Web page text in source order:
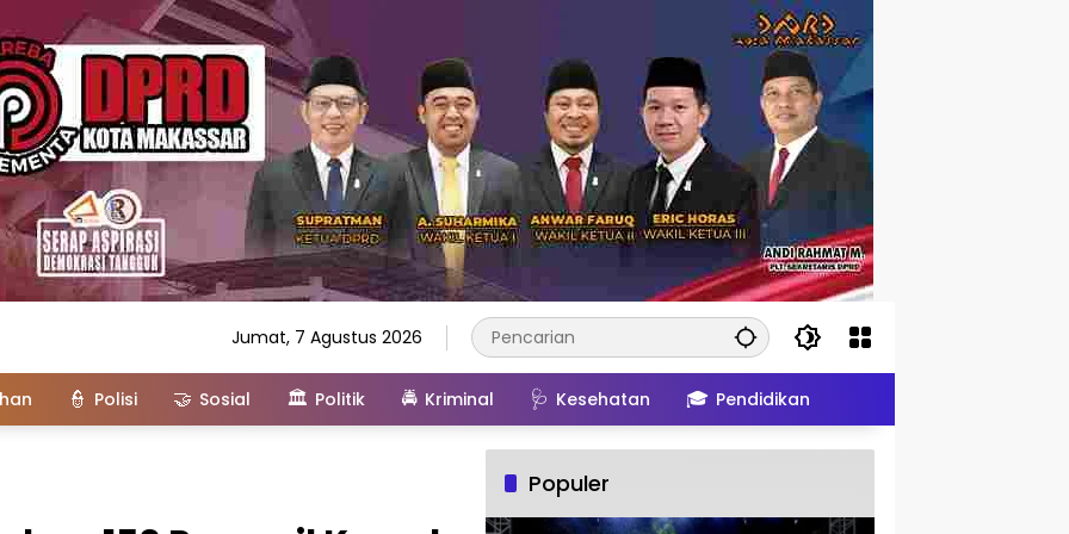
Jumat, 7 Agustus 2026
👮 Polisi 🤝 Sosial 🏛️ Politik 🚔 Kriminal 🩺 Kesehatan 🎓 Pendidikan
Populer